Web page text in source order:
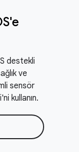
destekli
ve
sensör
kullanın.